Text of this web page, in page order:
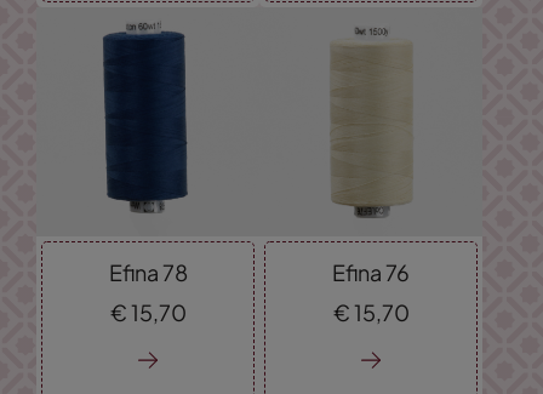
Efina 78
€15, 70
Efina 76
€15, 70